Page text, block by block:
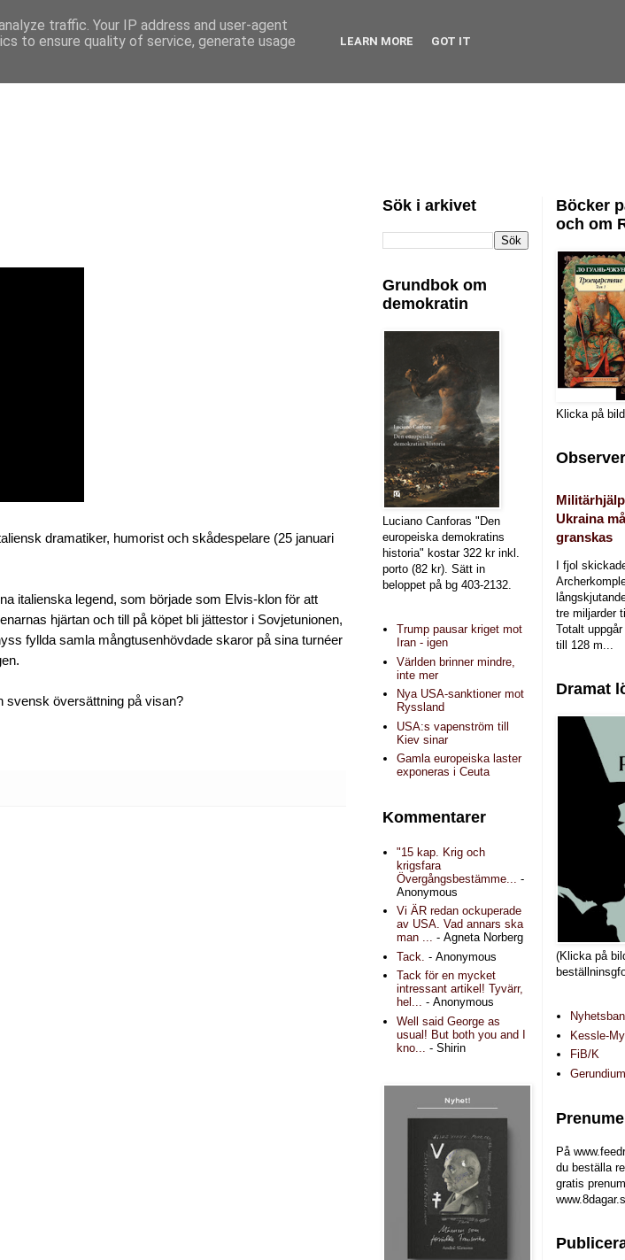
dramatiker, humorist och skådespelare (25 januari
italienska legend, som började som Elvis-klon för att
hjärtan och till på köpet bli jättestor i Sovjetunionen,
fyllda samla mångtusenhövdade skaror på sina turnéer
svensk översättning på visan?
Sök i arkivet
Grundbok om
demokratin
Luciano Canforas "Den
europeiska demokratins
historia" kostar 322 kr inkl.
porto (82 kr). Sätt in
beloppet på bg 403-2132.
Trump pausar kriget mot
Iran - igen
Världen brinner mindre,
inte mer
Nya USA-sanktioner mot
Ryssland
USA:s vapenström till
Kiev sinar
Gamla europeiska laster
exponeras i Ceuta
Kommentarer
"15 kap. Krig och
krigsfara
Övergångsbestämme...
-
Anonymous
Vi ÄR redan ockuperade
av USA. Vad annars ska
man ... - Agneta Norberg
Tack. - Anonymous
Tack för en mycket
intressant artikel! Tyvärr,
hel... - Anonymous
Well said George as
usual! But both you and I
kno...
- Shirin
Böcker
och om
Klicka på
Ukraina
granskas
I fjol
tre miljarder
Totalt
till 128 m...
Dramat
(Klicka på
Kessle-
FiB/K
På
du beställa
gratis
traffic. Your IP address and user-agent
to ensure quality of service, generate usage
LEARN MORE GOT IT